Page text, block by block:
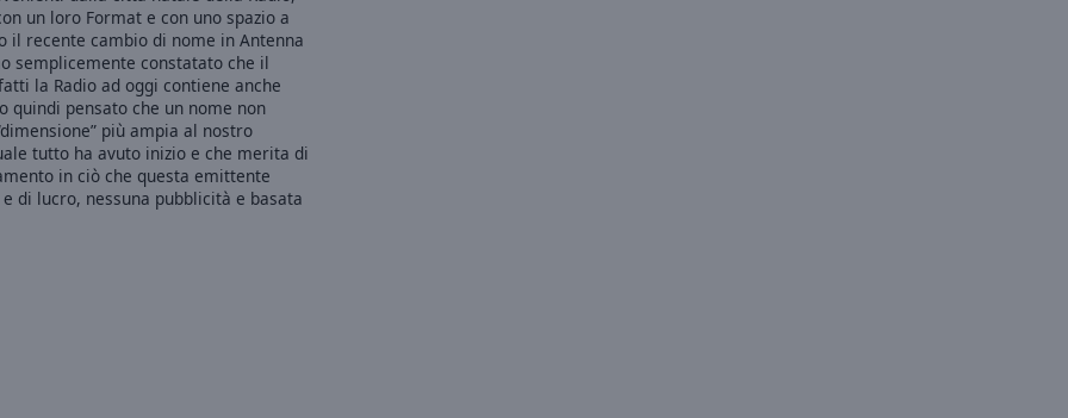
un loro Format e con uno spazio a
il recente cambio di nome in Antenna
semplicemente constatato che il
la Radio ad oggi contiene anche
quindi pensato che un nome non
più ampia al nostro
tutto ha avuto inizio e che merita di
in ciò che questa emittente
di lucro, nessuna pubblicità e basata